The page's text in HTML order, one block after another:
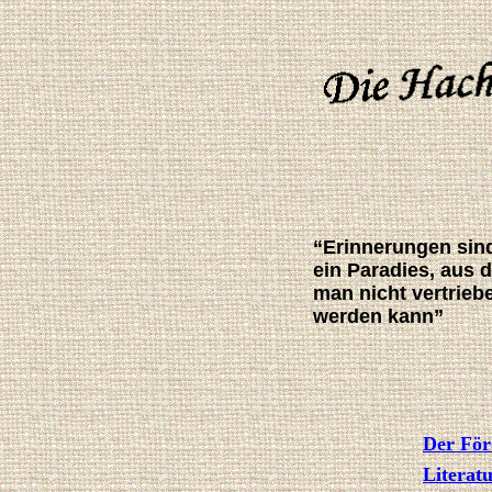
“Erinnerungen
ein Paradies, aus
man nicht
werden kann”
Der